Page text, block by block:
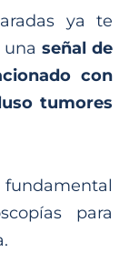
ya te
señal de
con
tumores
para